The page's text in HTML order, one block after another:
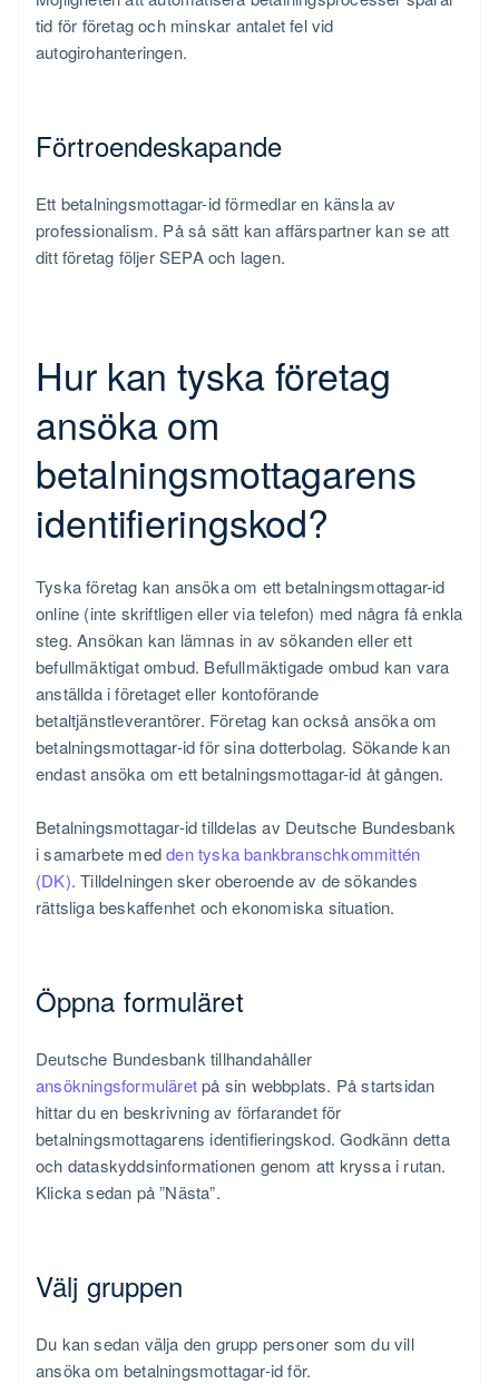
tid för företag och minskar antalet fel vid
autogirohanteringen.
Förtroendeskapande
Ett betalningsmottagar-id förmedlar en känsla av
professionalism. På så sätt kan affärspartner kan se att
ditt företag följer SEPA och lagen.
Hur kan tyska företag
ansöka om
betalningsmottagarens
identifieringskod?
Tyska företag kan ansöka om ett betalningsmottagar-id
online (inte skriftligen eller via telefon) med några få enkla
steg. Ansökan kan lämnas in av sökanden eller ett
befullmäktigat ombud. Befullmäktigade ombud kan vara
anställda i företaget eller kontoförande
betaltjänstleverantörer. Företag kan också ansöka om
betalningsmottagar-id för sina dotterbolag. Sökande kan
endast ansöka om ett betalningsmottagar-id åt gången.
Betalningsmottagar-id tilldelas av Deutsche Bundesbank
i samarbete medden tyska bankbranschkommittén
(DK). Tilldelningen sker oberoende av de sökandes
rättsliga beskaffenhet och ekonomiska situation.
Öppna formuläret
Deutsche Bundesbank tillhandahåller
ansökningsformuläretpå sin webbplats. På startsidan
hittar du en beskrivning av förfarandet för
betalningsmottagarens identifieringskod. Godkänn detta
och dataskyddsinformationen genom att kryssa i rutan.
Klicka sedan på ”Nästa”.
Välj gruppen
Du kan sedan välja den grupp personer som du vill
ansöka om betalningsmottagar-id för.